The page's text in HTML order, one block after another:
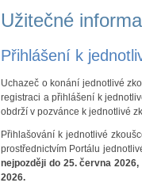
Užitečné
Přihlášení k
Uchazeč o konání jednotlivé
registraci a přihlášení k
obdrží v pozvánce k jednotlivé
Přihlašování k jednotlivé
prostřednictvím Portálu
nejpozději do 25. června
2026.